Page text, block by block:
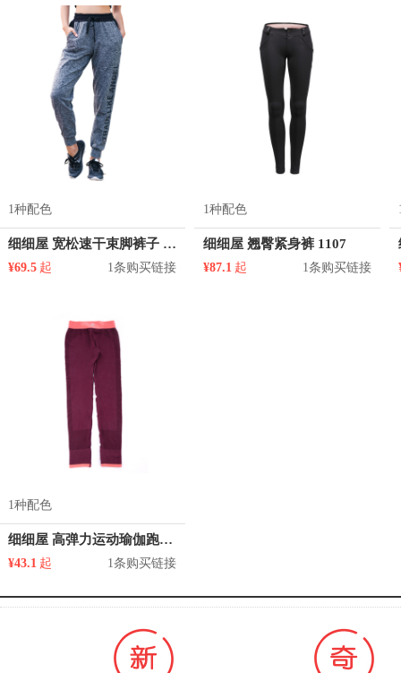
1种配色
细细屋 宽松速干束脚裤子 男女同款 mz1837ck
¥69.5 起 1条购买链接
1种配色
细细屋 翘臀紧身裤 1107
¥87.1 起 1条购买链接
1种配色
细细屋 高弹力运动瑜伽跑步裤
¥43.1 起 1条购买链接